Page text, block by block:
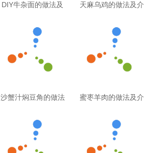
DIY牛杂面的做法及 天麻乌鸡的做法及介
沙蟹汁焖豆角的做法 蜜枣羊肉的做法及介